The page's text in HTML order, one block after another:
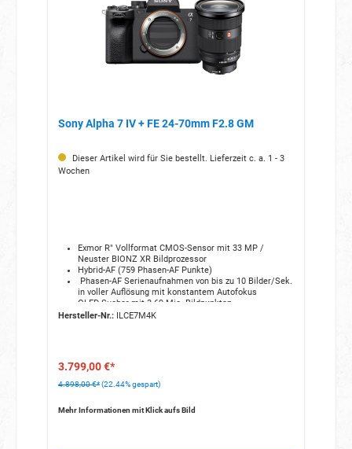
Sony Alpha 7 IV + FE 24-70mm F2.8 GM
Dieser Artikel wird für Sie bestellt. Lieferzeit c. a. 1 - 3
Wochen
Exmor R" Vollformat CMOS-Sensor mit 33 MP /
Neuster BIONZ XR Bildprozessor
Hybrid-AF (759 Phasen-AF Punkte)
Phasen-AF Serienaufnahmen von bis zu 10 Bilder/Sek.
in voller Auflösung mit konstantem Autofokus
OLED-Sucher mit 3.69 Mio. Bildpunkten
Seitlich schwenkbarer 3 Touchscreen
Hersteller-Nr.:ILCE7M4K
3.799,00 €*
4.898,00 €* (22.44% gespart)
Mehr Informationen mit Klick aufs Bild